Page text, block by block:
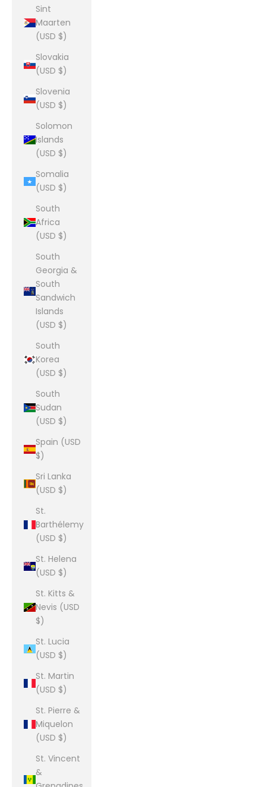
Sint
Maarten
(USD $)
Slovakia
(USD $)
Slovenia
(USD $)
Solomon
Islands
(USD $)
Somalia
(USD $)
South
Africa
(USD $)
South
Georgia &
South
Sandwich
Islands
(USD $)
South
Korea
(USD $)
South
Sudan
(USD $)
Spain (USD
$)
Sri Lanka
(USD $)
St.
Barthélemy
(USD $)
St. Helena
(USD $)
St. Kitts &
Nevis (USD
$)
St. Lucia
(USD $)
St. Martin
(USD $)
St. Pierre &
Miquelon
(USD $)
St. Vincent
&